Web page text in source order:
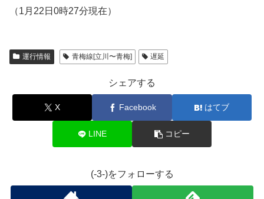
（1月22日0時27分現在）
運行情報 青梅線[立川〜青梅] 遅延
シェアする
X Facebook はてブ
LINE コピー
(-3-)をフォローする